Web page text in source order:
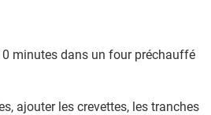
minutes dans un four préchauffé
ajouter les crevettes, les tranches